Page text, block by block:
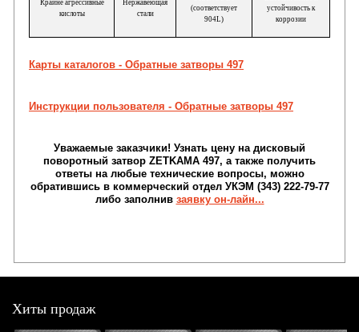
Крайне агрессивные
кислоты
Нержавеющая
стали
(соответствует
904L)
устойчивость к
коррозии
Карты каталогов - Обратные затворы 497
Инструкции пользователя - Обратные затворы 497
Уважаемые заказчики! Узнать цену на дисковый
поворотный затвор ZETKAMA 497, а также получить
ответы на любые технические вопросы, можно
обратившись в коммерческий отдел УКЭМ (343) 222-79-77
либо заполнив заявку он-лайн...
Хиты продаж